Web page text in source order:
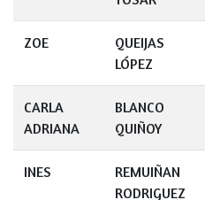
ZOE
QUEIJAS
LÓPEZ
CARLA
ADRIANA
BLANCO
QUIÑOY
INES
REMUIÑAN
RODRIGUEZ